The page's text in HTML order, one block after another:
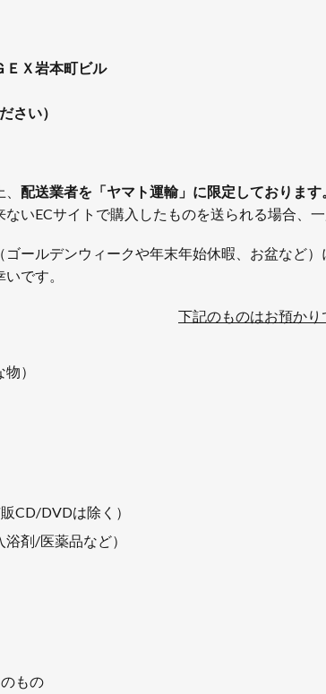
ＥＸ岩本町ビル
さい）
配送業者を「ヤマト運輸」に限定しております
いECサイトで購入したものを送られる場合、
ゴールデンウィークや年末年始休暇、お盆など
です。
下記のものはお預かり
）
CD/DVDは除く）
剤/医薬品など）
もの